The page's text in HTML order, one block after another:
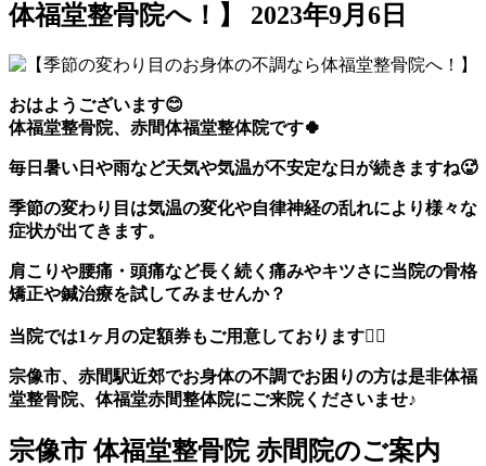
体福堂整骨院へ！】
2023年9月6日
おはようございます😊
体福堂整骨院、赤間体福堂整体院です🍀
毎日暑い日や雨など天気や気温が不安定な日が続きますね🥵
季節の変わり目は気温の変化や自律神経の乱れにより様々な
症状が出てきます。
肩こりや腰痛・頭痛など長く続く痛みやキツさに当院の骨格
矯正や鍼治療を試してみませんか？
当院では1ヶ月の定額券もご用意しております💁‍♀️
宗像市、赤間駅近郊でお身体の不調でお困りの方は是非体福
堂整骨院、体福堂赤間整体院にご来院くださいませ♪
宗像市 体福堂整骨院 赤間院のご案内